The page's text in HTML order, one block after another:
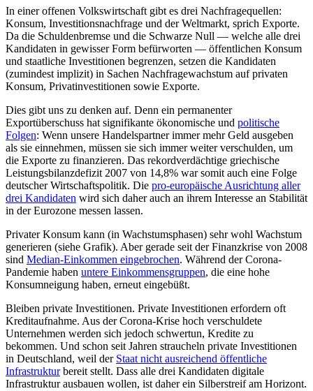
In einer offenen Volkswirtschaft gibt es drei Nachfragequellen:
Konsum, Investitionsnachfrage und der Weltmarkt, sprich Exporte.
Da die Schuldenbremse und die Schwarze Null — welche alle drei
Kandidaten in gewisser Form befürworten — öffentlichen Konsum
und staatliche Investitionen begrenzen, setzen die Kandidaten
(zumindest implizit) in Sachen Nachfragewachstum auf privaten
Konsum, Privatinvestitionen sowie Exporte.
Dies gibt uns zu denken auf. Denn ein permanenter
Exportüberschuss hat signifikante ökonomische und politische
Folgen: Wenn unsere Handelspartner immer mehr Geld ausgeben
als sie einnehmen, müssen sie sich immer weiter verschulden, um
die Exporte zu finanzieren. Das rekordverdächtige griechische
Leistungsbilanzdefizit 2007 von 14,8% war somit auch eine Folge
deutscher Wirtschaftspolitik. Die pro-europäische Ausrichtung aller
drei Kandidaten wird sich daher auch an ihrem Interesse an Stabilität
in der Eurozone messen lassen.
Privater Konsum kann (in Wachstumsphasen) sehr wohl Wachstum
generieren (siehe Grafik). Aber gerade seit der Finanzkrise von 2008
sind Median-Einkommen eingebrochen. Während der Corona-
Pandemie haben untere Einkommensgruppen, die eine hohe
Konsumneigung haben, erneut eingebüßt.
Bleiben private Investitionen. Private Investitionen erfordern oft
Kreditaufnahme. Aus der Corona-Krise hoch verschuldete
Unternehmen werden sich jedoch schwertun, Kredite zu
bekommen. Und schon seit Jahren straucheln private Investitionen
in Deutschland, weil der Staat nicht ausreichend öffentliche
Infrastrukturbereit stellt. Dass alle drei Kandidaten digitale
Infrastruktur ausbauen wollen, ist daher ein Silberstreif am Horizont.